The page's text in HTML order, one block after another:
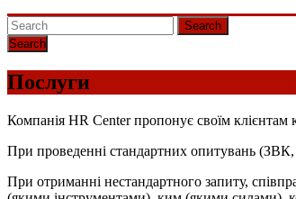
Search
Послуги
Компанія HR Center пропонує своїм клієнтам
При проведенні стандартних опитувань (ЗВК,
При отриманні нестандартного запиту,